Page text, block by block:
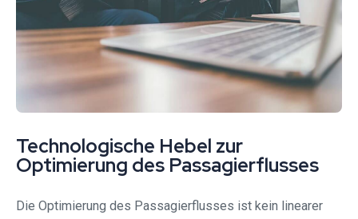
Technologische Hebel zur
Optimierung des Passagierflusses
Die Optimierung des Passagierflusses ist kein linearer